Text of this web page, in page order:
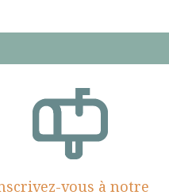
vous à notre